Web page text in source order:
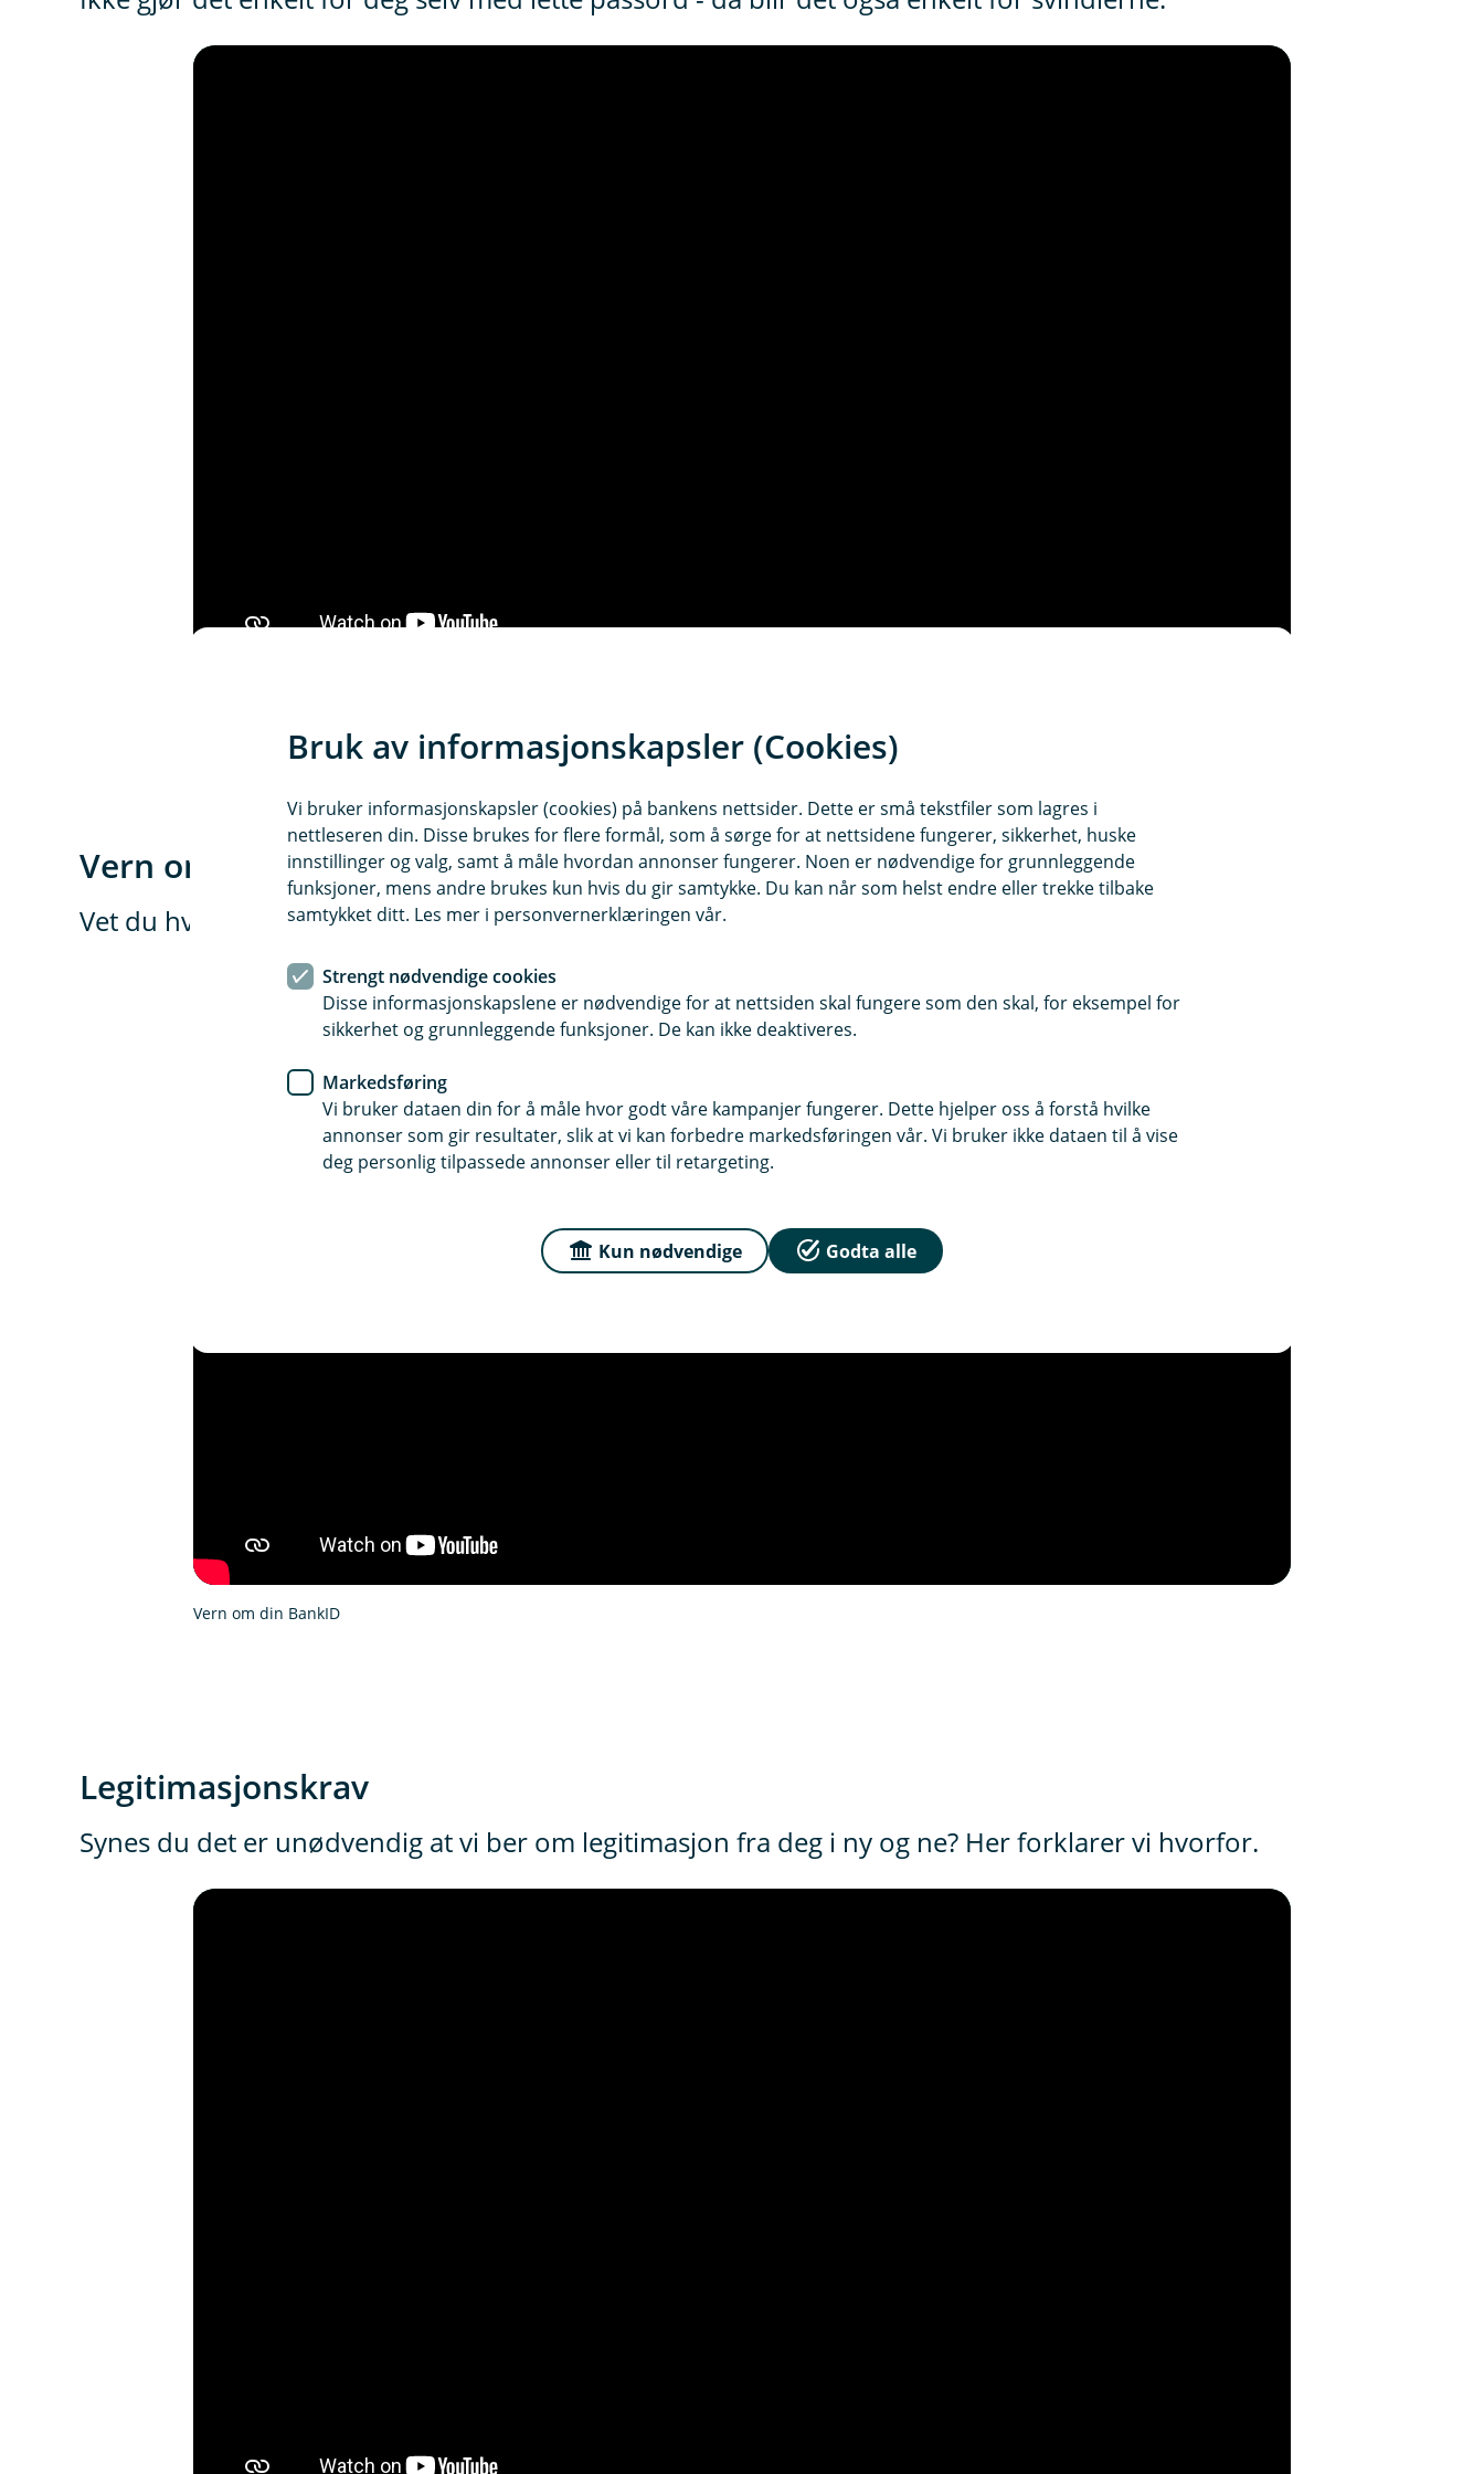
Vern om din BankID
Vet du hvilke konsekvenser det har hvis noen får tak i BankID'en din?
Vern om din BankID
Legitimasjonskrav
Synes du det er unødvendig at vi ber om legitimasjon fra deg i ny og ne? Her forklarer vi hvorfor.
Bruk av informasjonskapsler (Cookies)
Vi bruker informasjonskapsler (cookies) på bankens nettsider. Dette er små tekstfiler som lagres i
nettleseren din. Disse brukes for flere formål, som å sørge for at nettsidene fungerer, sikkerhet, huske
innstillinger og valg, samt å måle hvordan annonser fungerer. Noen er nødvendige for grunnleggende
funksjoner, mens andre brukes kun hvis du gir samtykke. Du kan når som helst endre eller trekke tilbake
samtykket ditt. Les mer i personvernerklæringen vår.
Strengt nødvendige cookies
Disse informasjonskapslene er nødvendige for at nettsiden skal fungere som den skal, for eksempel for
sikkerhet og grunnleggende funksjoner. De kan ikke deaktiveres.
Markedsføring
Vi bruker dataen din for å måle hvor godt våre kampanjer fungerer. Dette hjelper oss å forstå hvilke
annonser som gir resultater, slik at vi kan forbedre markedsføringen vår. Vi bruker ikke dataen til å vise
deg personlig tilpassede annonser eller til retargeting.
Kun nødvendige Godta alle